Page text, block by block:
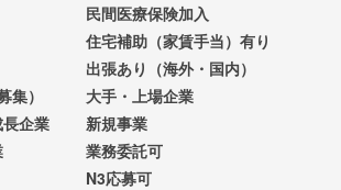
民間医療保険加入
住宅補助（家賃手当）有り
出張あり（海外・国内）
集）
大手・上場企業
企業
新規事業
業務委託可
N3応募可